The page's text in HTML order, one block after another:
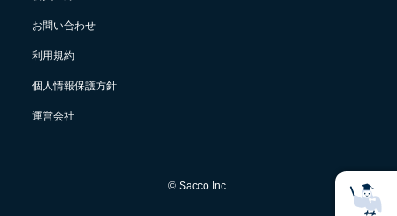
お問い合わせ
利用規約
個人情報保護方針
運営会社
© Sacco Inc.